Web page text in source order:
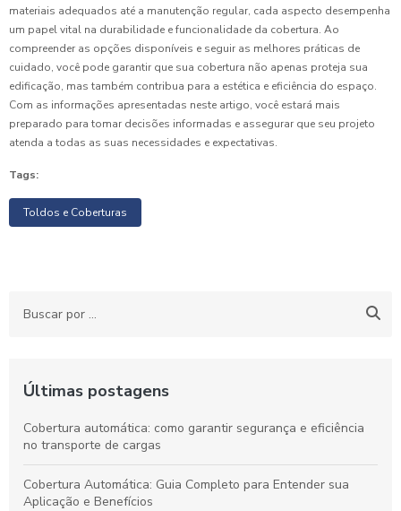
materiais adequados até a manutenção regular, cada aspecto desempenha
um papel vital na durabilidade e funcionalidade da cobertura. Ao
compreender as opções disponíveis e seguir as melhores práticas de
cuidado, você pode garantir que sua cobertura não apenas proteja sua
edificação, mas também contribua para a estética e eficiência do espaço.
Com as informações apresentadas neste artigo, você estará mais
preparado para tomar decisões informadas e assegurar que seu projeto
atenda a todas as suas necessidades e expectativas.
Tags:
Toldos e Coberturas
Últimas postagens
Cobertura automática: como garantir segurança e eficiência
no transporte de cargas
Cobertura Automática: Guia Completo para Entender sua
Aplicação e Benefícios